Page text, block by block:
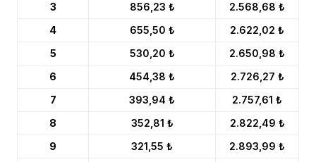
3
856,23 ₺
2.568,68 ₺
4
655,50 ₺
2.622,02 ₺
5
530,20 ₺
2.650,98 ₺
6
454,38 ₺
2.726,27 ₺
7
393,94 ₺
2.757,61 ₺
8
352,81 ₺
2.822,49 ₺
9
321,55 ₺
2.893,99 ₺